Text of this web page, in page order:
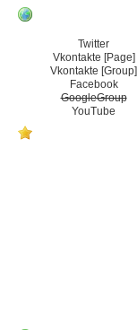
Twitter
Vkontakte [Page]
Vkontakte [Group]
Facebook
GoogleGroup
YouTube